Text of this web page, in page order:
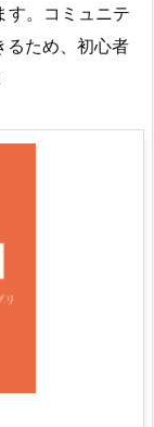
す。コミュニテ
るため、初心者